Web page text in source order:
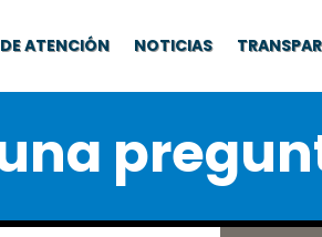
ATENCIÓN NOTICIAS